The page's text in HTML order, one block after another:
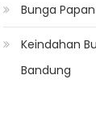
Bunga
Keindahan
Bandung